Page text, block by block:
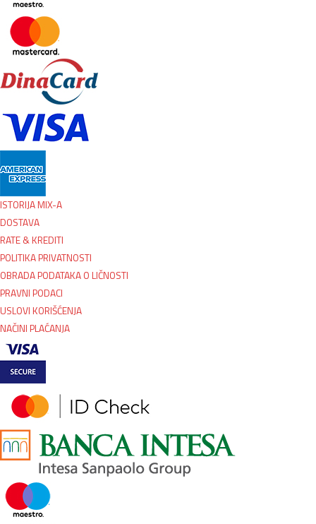
ISTORIJA MIX-A
DOSTAVA
RATE & KREDITI
POLITIKA PRIVATNOSTI
OBRADA PODATAKA O LIČNOSTI
PRAVNI PODACI
USLOVI KORIŠĆENJA
NAČINI PLAĆANJA